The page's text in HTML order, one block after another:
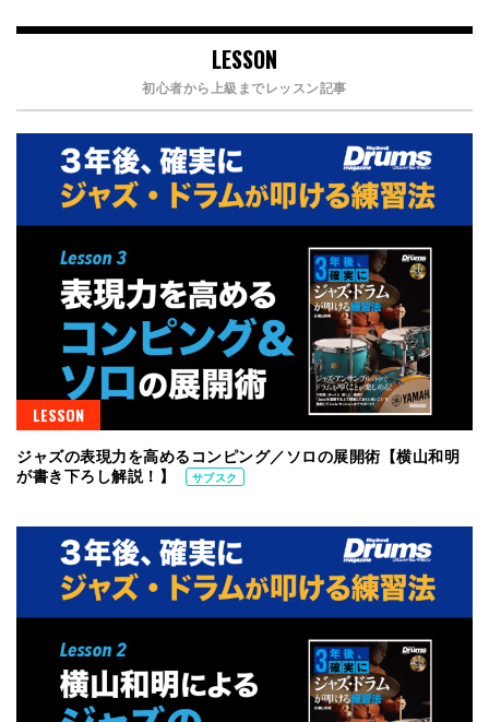
LESSON
初心者から上級までレッスン記事
LESSON
ジャズの表現力を高めるコンピング／ソロの展開術【横山和明
が書き下ろし解説！】
サブスク